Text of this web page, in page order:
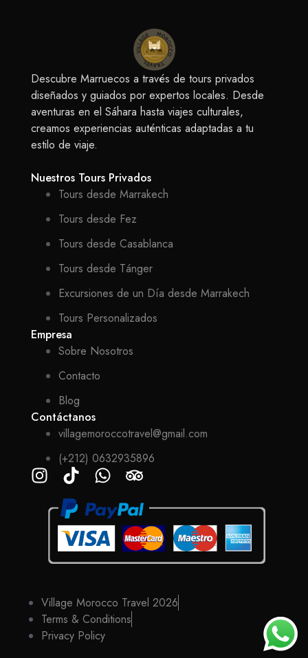
Descubre Marruecos a través de tours privados
diseñados y guiados por expertos locales. Desde
aventuras en el Sáhara hasta viajes culturales,
creamos experiencias auténticas adaptadas a tu
estilo de viaje.
Nuestros Tours Privados
Tours desde Marrakech
Tours desde Fez
Tours desde Casablanca
Tours desde Tánger
Excursiones de un Día desde Marrakech
Tours Personalizados
Empresa
Sobre Nosotros
Contacto
Blog
Contáctanos
villagemoroccotravel@gmail.com
(+212) 0632935896
Village Morocco Travel 2026
Terms & Conditions
Privacy Policy